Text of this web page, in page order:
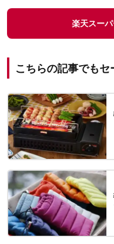
楽天スー
こちらの記事でもセ